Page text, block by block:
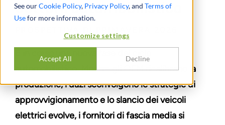
See ourCookie Policy, Privacy Policy, and Terms of
Usefor more information.
Customize settings
Accept All Decline
Settore automobilistico
automobilistico. Mentre gli OEM ricalibrano la
produzione, i dazi sconvolgono le strategie di
approvvigionamento e lo slancio dei veicoli
elettrici evolve, i fornitori di fascia media si